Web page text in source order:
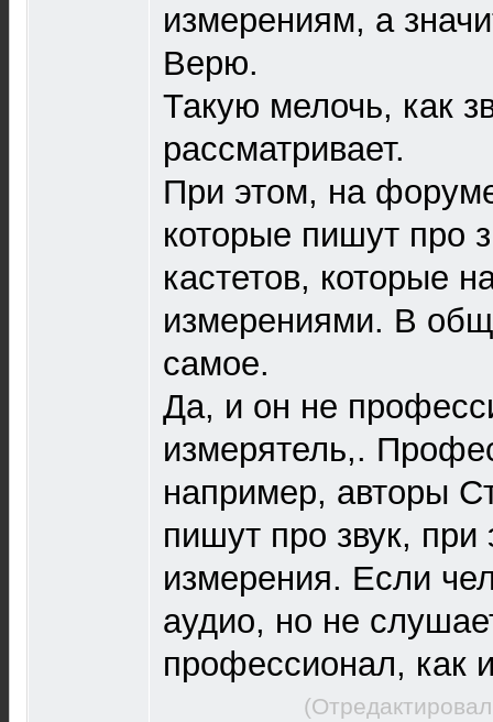
измерениям, а
Верю.
Такую мелочь, как
рассматривает.
При этом, на
которые пишут про
кастетов, которые
измерениями. В
самое.
Да, и он не
измерятель,.
например, авторы
пишут про звук, при
измерения. Если
аудио, но не
профессионал, как